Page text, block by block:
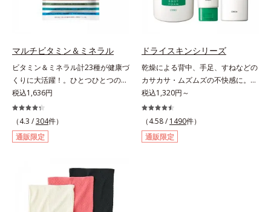
開けるのがコワイ」「ティッシュと
マスクが手放せない」「買い物に行
スメです。
マルチビタミン＆ミネラル
ビタミン＆ミネラル計23種が健康づ
くりに大活躍！。ひとつひとつの栄
養素をていねいに量り、ビタミン13
種類は1/2日分、ミネラル10種は1/3
日分をバランス良く配合しました。
ビタミンCには長くとどまってじっ
くり働く「タイムリリース加工」を
出物も配合。1日4粒で23種類もの
栄養素を効率的に補えます。 さら
に、粒のサイズを小さくし、1粒1粒
をコーティングすることにより原料
税込1,636円
（4.3 /304件）
通販限定
ドライスキンシリーズ
乾燥による背中、手足、すねなどの
カサカサ・ムズムズの不快感に。背
中がムズムズして眠れない、手足が
カサつく、お風呂上がりはその不快
感が増してつらい・・・と悩んでい
ませんか？それはお肌が乾燥して外
的刺激に弱くなっているから。オル
税込1,320円～
（4.58 / 1490件）
通販限定